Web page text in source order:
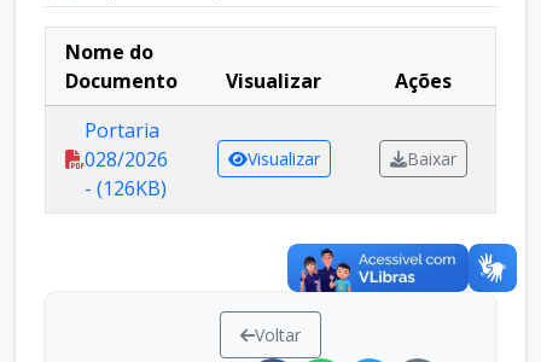
Nome do
Documento
Visualizar
Ações
Portaria
028/2026
- (126KB)
Visualizar Baixar
Voltar